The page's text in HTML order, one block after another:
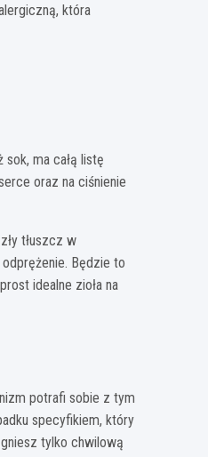
która
ma całą listę
oraz na ciśnienie
tłuszcz w
Będzie to
idealne zioła na
potrafi sobie z tym
specyfikiem, który
tylko chwilową